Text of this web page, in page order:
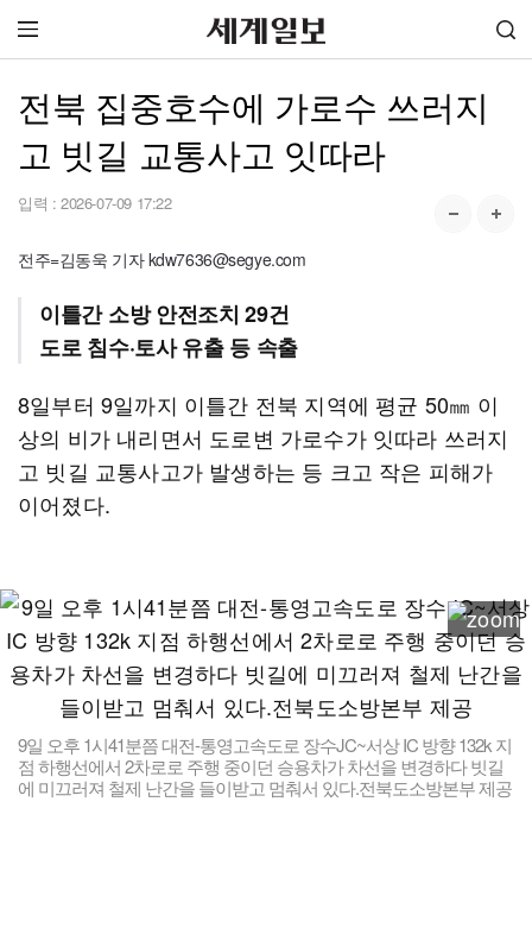
전북 집중호수에 가로수 쓰러지
고 빗길 교통사고 잇따라
입력 : 2026-07-09 17:22
전주=김동욱 기자 kdw7636@segye.com
이틀간 소방 안전조치 29건
도로 침수·토사 유출 등 속출
8일부터 9일까지 이틀간 전북 지역에 평균 50㎜ 이
상의 비가 내리면서 도로변 가로수가 잇따라 쓰러지
고 빗길 교통사고가 발생하는 등 크고 작은 피해가
이어졌다.
9일 오후 1시41분쯤 대전-통영고속도로 장수JC~서상 IC 방향 132k 지
점 하행선에서 2차로로 주행 중이던 승용차가 차선을 변경하다 빗길
에 미끄러져 철제 난간을 들이받고 멈춰서 있다.전북도소방본부 제공